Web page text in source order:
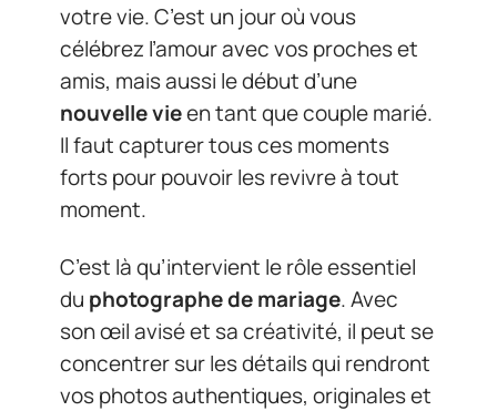
votre vie. C’est un jour où vous
célébrez l’amour avec vos proches et
amis, mais aussi le début d’une
nouvelle vieen tant que couple marié.
Il faut capturer tous ces moments
forts pour pouvoir les revivre à tout
moment.
C’est là qu’intervient le rôle essentiel
du photographe de mariage. Avec
son œil avisé et sa créativité, il peut se
concentrer sur les détails qui rendront
vos photos authentiques, originales et